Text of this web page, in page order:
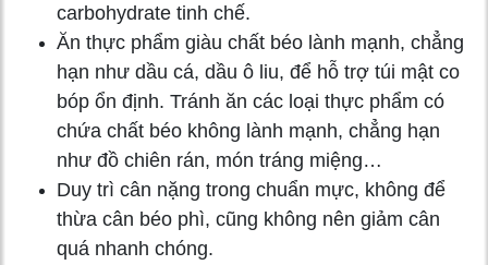
carbohydrate tinh chế.
Ăn thực phẩm giàu chất béo lành mạnh, chẳng
hạn như dầu cá, dầu ô liu, để hỗ trợ túi mật co
bóp ổn định. Tránh ăn các loại thực phẩm có
chứa chất béo không lành mạnh, chẳng hạn
như đồ chiên rán, món tráng miệng…
Duy trì cân nặng trong chuẩn mực, không để
thừa cân béo phì, cũng không nên giảm cân
quá nhanh chóng.